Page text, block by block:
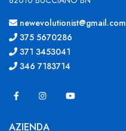
newevolutionist@gmail.com
375 5670286
371 3453041
346 7183714
AZIENDA